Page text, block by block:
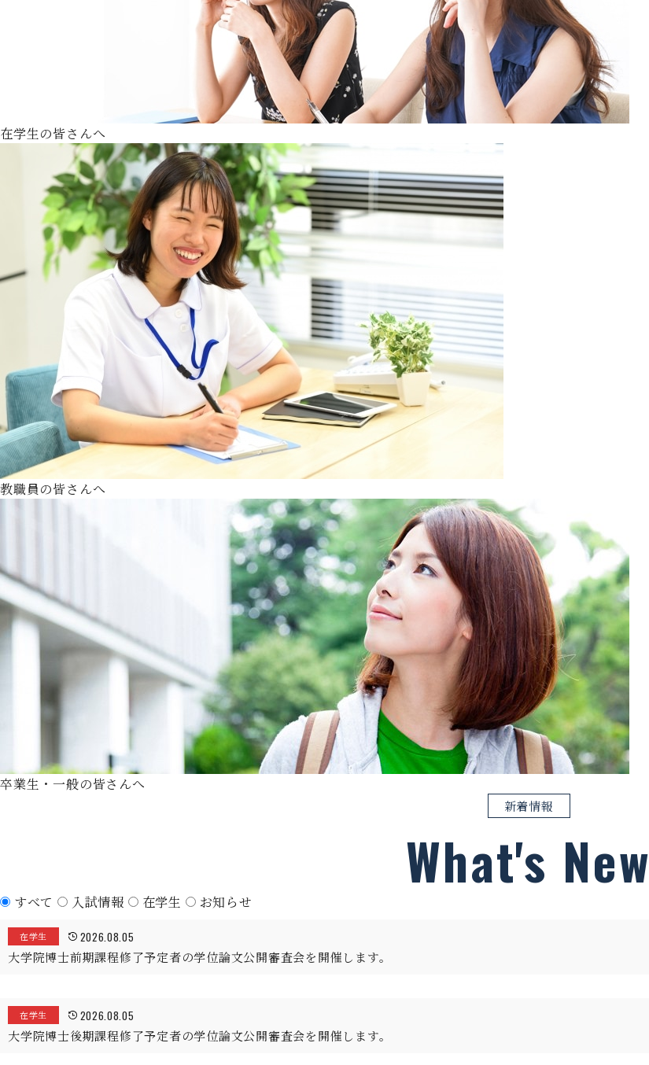
在学生の皆さんへ
教職員の皆さんへ
卒業生・一般の皆さんへ
新着情報
What's New
すべて 入試情報 在学生 お知らせ
在学生 2026.08.05
大学院博士前期課程修了予定者の学位論文公開審査会を開催します。
在学生 2026.08.05
大学院博士後期課程修了予定者の学位論文公開審査会を開催します。